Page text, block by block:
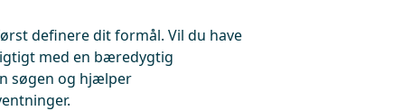
definere dit formål. Vil du have
med en bæredygtig
søgen og hjælper